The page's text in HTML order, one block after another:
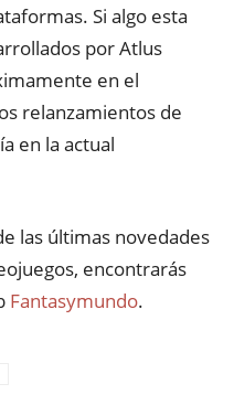
Si algo esta
por Atlus
en el
relanzamientos de
en la actual
las últimas novedades
encontrarás
Fantasymundo.